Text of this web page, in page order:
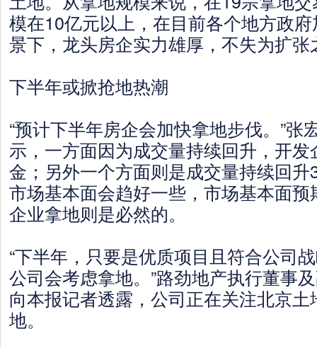
模在10亿元以上，在目前各个地方政
景下，龙头房企实力雄厚，不失为扩张
下半年或掀抢地热潮
“预计下半年房企会加快拿地步伐。”张
示，一方面因为成交量持续回升，开
金；另外一个方面则是成交量持续回
市场基本面会趋好一些，市场基本面
企业拿地则是必然的。
“下半年，只要是优质项目且符合公司
公司会考虑拿地。”路劲地产执行董事
向本报记者透露，公司正在关注北京
地。